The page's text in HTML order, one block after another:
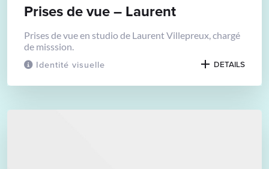
Identité visuelle
Prises de vue – Laurent
Prises de vue en studio de Laurent Villepreux, chargé
de misssion.
DETAILS